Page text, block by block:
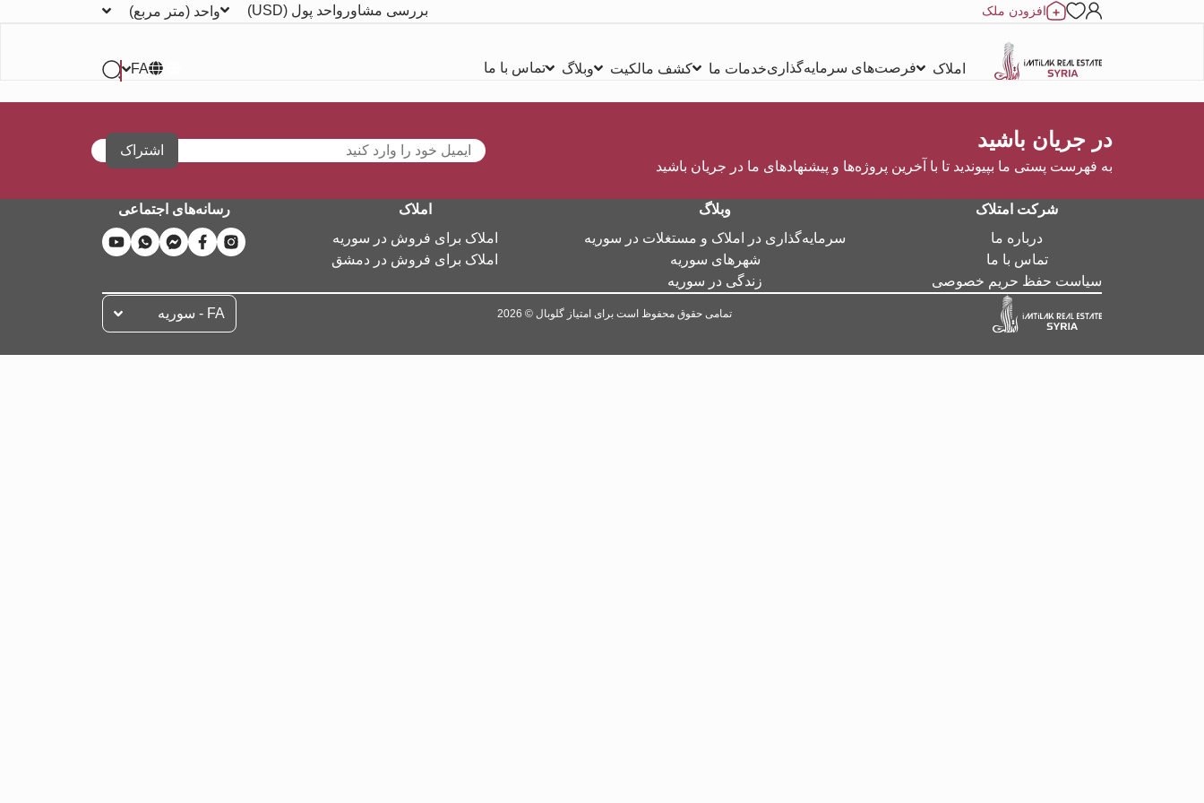
افزودن ملک بررسی مشاور واحد پول (USD) واحد (متر مربع)
املاک فرصت‌های سرمایه‌گذاریخدمات ما کشف مالکیت وبلاگ تماس با ما FA
در جریان باشید
به فهرست پستی ما بپیوندید تا با آخرین پروژه‌ها و پیشنهادهای ما در جریان باشید
اشتراک
شرکت امتلاک
درباره ما
تماس با ما
سیاست حفظ حریم خصوصی
وبلاگ
سرمایه‌گذاری در املاک و مستغلات در سوریه
شهرهای سوریه
زندگی در سوریه
املاک
املاک برای فروش در سوریه
املاک برای فروش در دمشق
رسانه‌های اجتماعی
تمامی حقوق محفوظ است برای امتیاز گلوبال © 2026 FA - سوریه